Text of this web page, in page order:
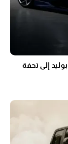
إلى تحفة